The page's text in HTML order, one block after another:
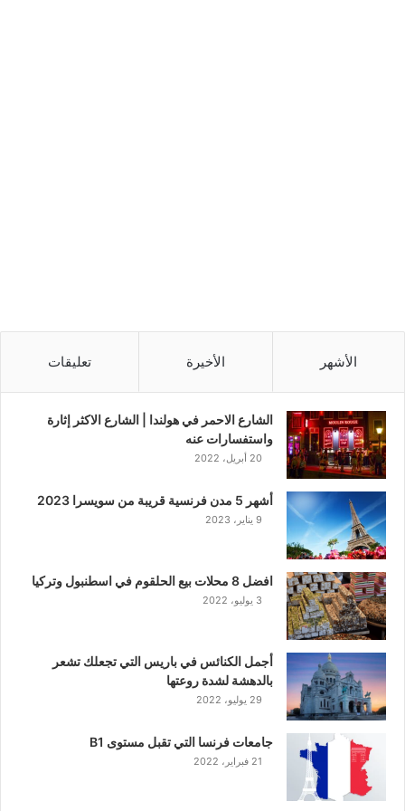
الأشهر الأخيرة تعليقات
الشارع الاحمر في هولندا | الشارع الاكثر إثارة
واستفسارات عنه
20 أبريل، 2022
أشهر 5 مدن فرنسية قريبة من سويسرا 2023
9 يناير، 2023
افضل 8 محلات بيع الحلقوم في اسطنبول وتركيا
3 يوليو، 2022
أجمل الكنائس في باريس التي تجعلك تشعر
بالدهشة لشدة روعتها
29 يوليو، 2022
جامعات فرنسا التي تقبل مستوى B1
21 فبراير، 2022